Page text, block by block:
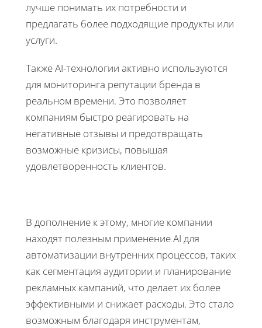
лучше понимать их потребности и
предлагать более подходящие продукты или
услуги.
Также AI-технологии активно используются
для мониторинга репутации бренда в
реальном времени. Это позволяет
компаниям быстро реагировать на
негативные отзывы и предотвращать
возможные кризисы, повышая
удовлетворенность клиентов.
В дополнение к этому, многие компании
находят полезным применение AI для
автоматизации внутренних процессов, таких
как сегментация аудитории и планирование
рекламных кампаний, что делает их более
эффективными и снижает расходы. Это стало
возможным благодаря инструментам,